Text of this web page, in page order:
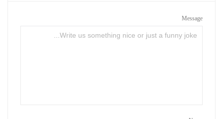
Message